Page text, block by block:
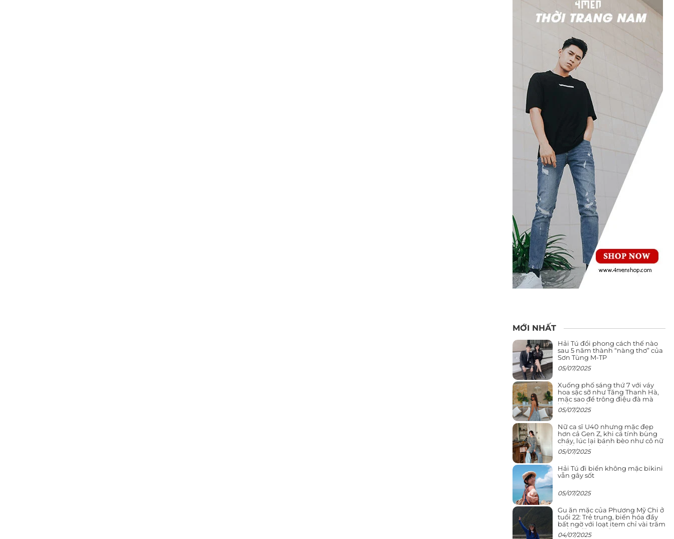
MỚI NHẤT
Hải Tú đổi phong cách thế nào
sau 5 năm thành “nàng thơ” của
Sơn Tùng M-TP
05/07/2025
Xuống phố sáng thứ 7 với váy
hoa sặc sỡ như Tăng Thanh Hà,
mặc sao để trông điệu đà mà
không sến
05/07/2025
Nữ ca sĩ U40 nhưng mặc đẹp
hơn cả Gen Z, khi cá tính bùng
cháy, lúc lại bánh bèo như cô nữ
chính ngôn tình
05/07/2025
Hải Tú đi biển không mặc bikini
vẫn gây sốt
05/07/2025
Gu ăn mặc của Phương Mỹ Chi ở
tuổi 22: Trẻ trung, biến hóa đầy
bất ngờ với loạt item chỉ vài trăm
nghìn đã mua được
04/07/2025